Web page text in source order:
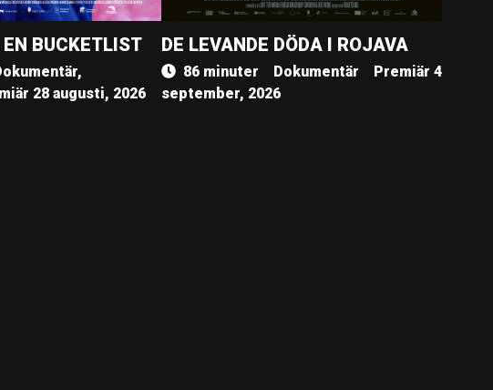
BUCKETLIST
28 augusti, 2026
DE LEVANDE DÖDA I ROJAVA
86 minuter Dokumentär
Premiär 4
september, 2026